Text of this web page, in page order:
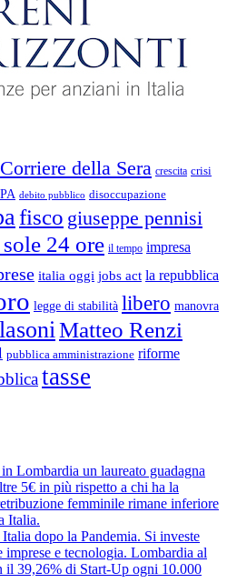
Corriere della Sera crescita crisi
debito pubblico disoccupazione
fisco giuseppe pennisi
24 ore il tempo impresa
italia oggi jobs act la repubblica
legge di stabilità libero manovra
Matteo Renzi
pubblica amministrazione riforme
tasse
Lombardia un laureato guadagna
5€ in più rispetto a chi ha la
femminile rimane inferiore
Italia.
dopo la Pandemia. Si investe
e tecnologia. Lombardia al
il 39,26% di Start-Up ogni 10.000